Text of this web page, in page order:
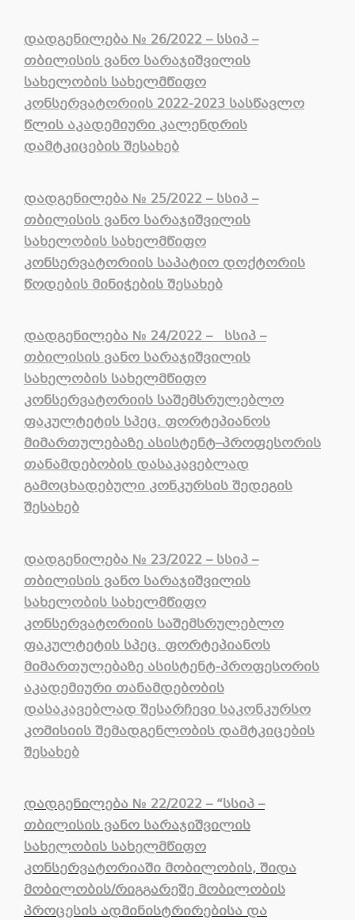
დადგენილება № 26/2022 – სსიპ –
თბილისის ვანო სარაჯიშვილის
სახელობის სახელმწიფო
კონსერვატორიის 2022-2023 სასწავლო
წლის აკადემიური კალენდრის
დამტკიცების შესახებ
დადგენილება № 25/2022 – სსიპ –
თბილისის ვანო სარაჯიშვილის
სახელობის სახელმწიფო
კონსერვატორიის საპატიო დოქტორის
წოდების მინიჭების შესახებ
დადგენილება№24/2022 – სსიპ–
თბილისის ვანო სარაჯიშვილის
სახელობის სახელმწიფო
კონსერვატორიის საშემსრულებლო
ფაკულტეტის სპეც.ფორტეპიანოს
მიმართულებაზე ასისტენტ–პროფესორის
თანამდებობის დასაკავებლად
გამოცხადებული კონკურსის შედეგის
შესახებ
დადგენილება № 23/2022 – სსიპ –
თბილისის ვანო სარაჯიშვილის
სახელობის სახელმწიფო
კონსერვატორიის საშემსრულებლო
ფაკულტეტის სპეც. ფორტეპიანოს
მიმართულებაზე ასისტენტ-პროფესორის
აკადემიური თანამდებობის
დასაკავებლად შესარჩევი საკონკურსო
კომისიის შემადგენლობის დამტკიცების
შესახებ
დადგენილება № 22/2022 – “სსიპ –
თბილისის ვანო სარაჯიშვილის
სახელობის სახელმწიფო
კონსერვატორიაში მობილობის, შიდა
მობილობის/რიგგარეშე მობილობის
პროცესის ადმინისტრირებისა და